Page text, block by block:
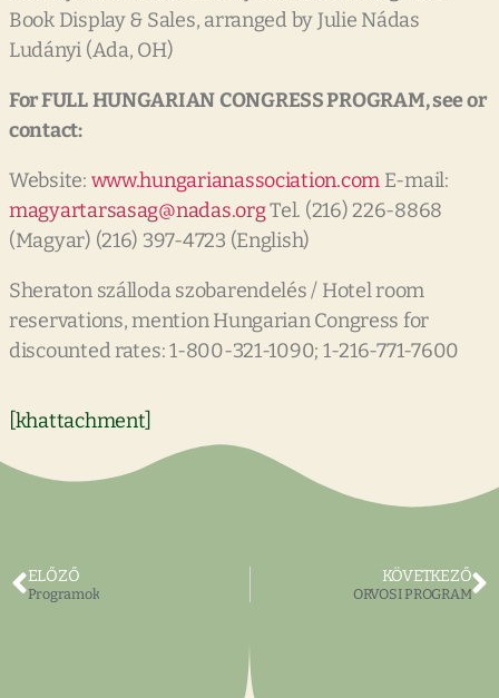
Book Display & Sales, arranged by Julie Nádas
Ludányi (Ada, OH)
For FULLHUNGARIANCONGRESS PROGRAM, see or
contact:
Website: www.hungarianassociation.com E-mail:
magyartarsasag@nadas.orgTel. (216) 226-8868
(Magyar) (216) 397-4723 (English)
Sheraton szálloda szobarendelés / Hotel room
reservations, mention Hungarian Congress for
discounted rates: 1-800-321-1090; 1-216-771-7600
[khattachment]
ELŐZŐ
Programok
KÖVETKEZŐ
ORVOSI PROGRAM